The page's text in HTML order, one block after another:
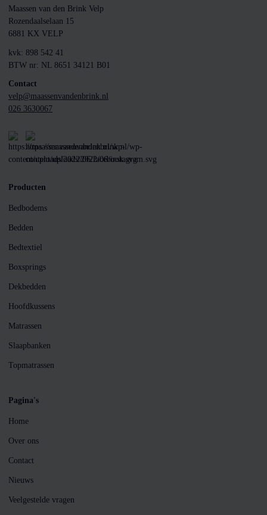
Maassen van den Brink Velp
Rozendaalselaan 15
6881 KX VELP
kvk: 898 542 41
BTW nr: NL 8651 34121 B01
Contact
velp@maassenvandenbrink.nl
026 3630067
Producten
Bedbodems
Bedden
Bedtextiel
Boxsprings
Dekbedden
Hoofdkussens
Matrassen
Slaapbanken
Topmatrassen
Pagina's
Home
Over ons
Contact
Nieuws
Veelgestelde vragen